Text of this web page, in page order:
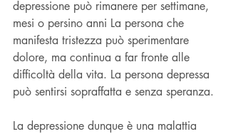
depressione può rimanere per settimane,
mesi o persino anni La persona che
manifesta tristezza può sperimentare
dolore, ma continua a far fronte alle
difficoltà della vita. La persona depressa
può sentirsi sopraffatta e senza speranza.
La depressione dunque è una malattia